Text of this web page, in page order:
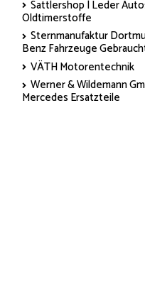
Sattlershop | Leder
Oldtimerstoffe
Sternmanufaktur
Benz Fahrzeuge
VÄTH Motorentechnik
Werner & Wildemann
Mercedes Ersatzteile